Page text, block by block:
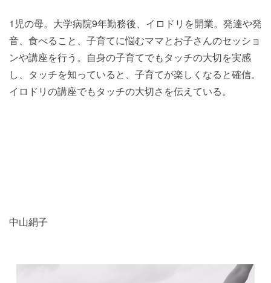
1児の母。大学病院9年勤務後、イロドリを開業。発達や発
音、食べること、子育てに悩むママとお子さんのセッショ
ンや講座を行う。自身の子育てでもタッチの大切を実感
し、タッチを知っていると、子育てが楽しくなると確信。
イロドリの講座でもタッチの大切さを伝えている。
中山絹子